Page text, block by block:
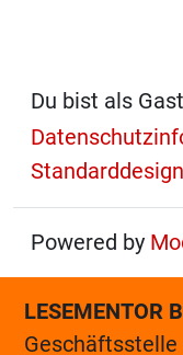
Du bist als
Standarddesign
Powered by
LESEMENTOR
Geschäftsstelle